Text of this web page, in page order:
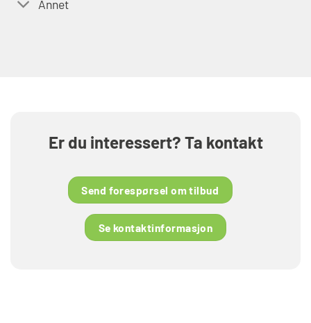
Annet
Er du interessert? Ta kontakt
Send forespørsel om tilbud
Se kontaktinformasjon